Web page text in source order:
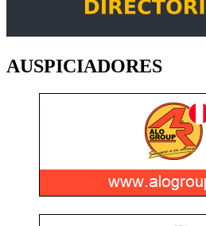
AUSPICIADORES